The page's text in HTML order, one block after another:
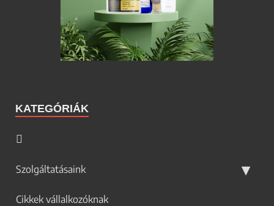
KATEGÓRIÁK
Szolgáltatásaink
Cikkek vállalkozóknak